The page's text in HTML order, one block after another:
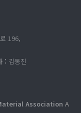
196,
: 김동진
Association A